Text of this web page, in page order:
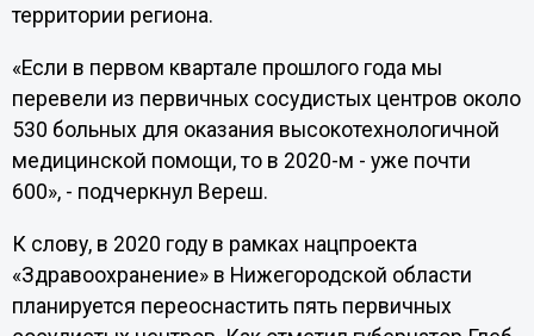
территории региона.
«Если в первом квартале прошлого года мы
перевели из первичных сосудистых центров около
530 больных для оказания высокотехнологичной
медицинской помощи, то в 2020-м - уже почти
600», - подчеркнул Вереш.
К слову, в 2020 году в рамках нацпроекта
«Здравоохранение» в Нижегородской области
планируется переоснастить пять первичных